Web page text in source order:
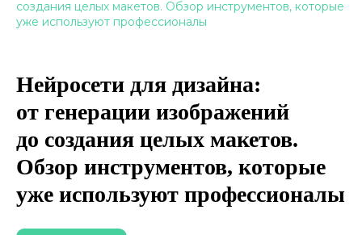
создания целых макетов. Обзор инструментов, которые
уже используют профессионалы
Нейросети для дизайна:
от генерации изображений
до создания целых макетов.
Обзор инструментов, которые
уже используют профессионалы